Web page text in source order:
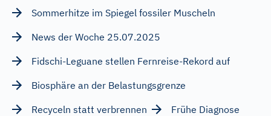
Sommerhitze im Spiegel fossiler Muscheln
News der Woche 25.07.2025
Fidschi-Leguane stellen Fernreise-Rekord auf
Biosphäre an der Belastungsgrenze
Recyceln statt verbrennen
Frühe Diagnose